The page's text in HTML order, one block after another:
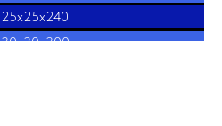
25х25х240
30х30х300